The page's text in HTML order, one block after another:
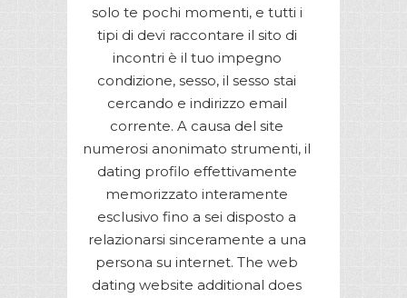
solo te pochi momenti, e tutti i
tipi di devi raccontare il sito di
incontri è il tuo impegno
condizione, sesso, il sesso stai
cercando e indirizzo email
corrente. A causa del site
numerosi anonimato strumenti, il
dating profilo effettivamente
memorizzato interamente
esclusivo fino a sei disposto a
relazionarsi sinceramente a una
persona su internet. The web
dating website additional does